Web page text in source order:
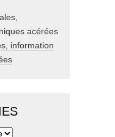
information